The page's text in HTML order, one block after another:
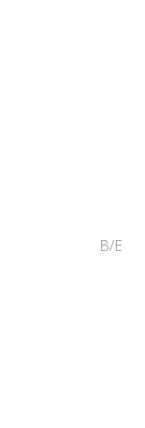
B/E